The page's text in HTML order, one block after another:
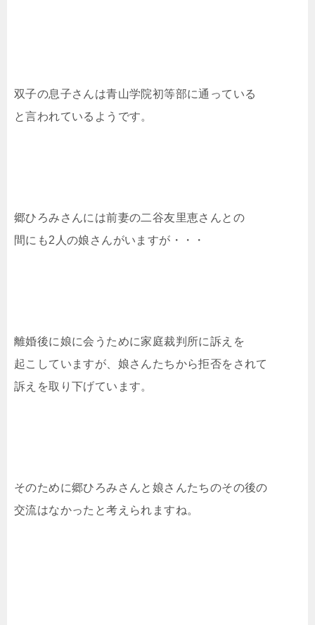
双子の息子さんは青山学院初等部に通っている
と言われているようです。
郷ひろみさんには前妻の二谷友里恵さんとの
間にも2人の娘さんがいますが・・・
離婚後に娘に会うために家庭裁判所に訴えを
起こしていますが、娘さんたちから拒否をされて
訴えを取り下げています。
そのために郷ひろみさんと娘さんたちのその後の
交流はなかったと考えられますね。